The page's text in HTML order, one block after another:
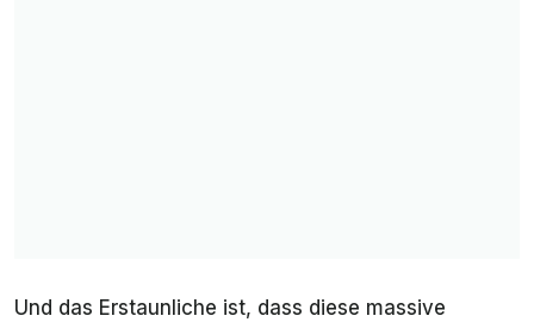
Und das Erstaunliche ist, dass diese massive